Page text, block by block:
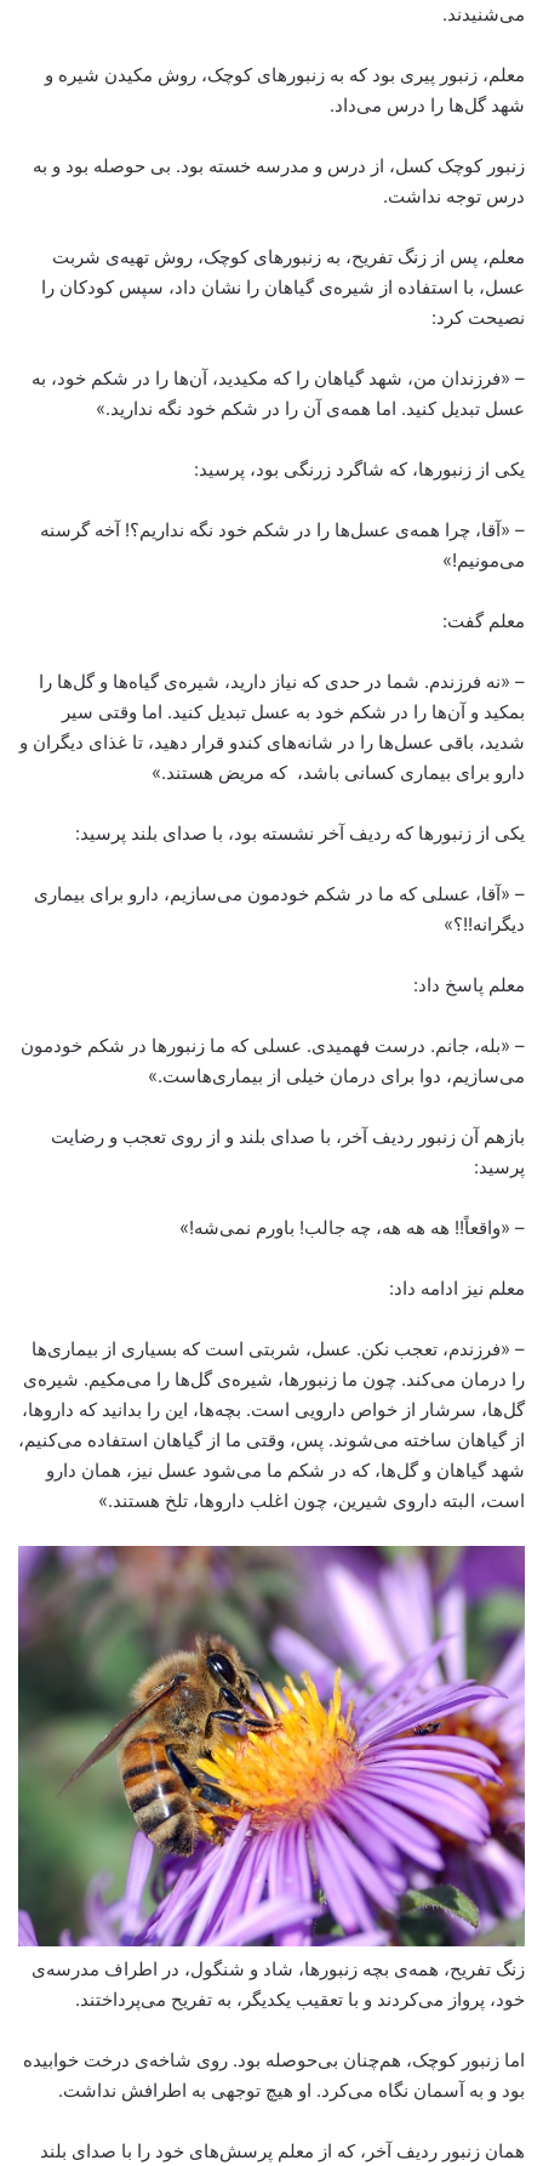
می‌شنیدند.
معلم، زنبور پیری بود که به زنبورهای کوچک، روش مکیدن شیره و
شهد گل‌ها را درس می‌داد.
زنبور کوچک کسل، از درس و مدرسه خسته بود. بی حوصله بود و به
درس توجه نداشت.
معلم، پس از زنگ تفریح، به زنبورهای کوچک، روش تهیه‌ی شربت
عسل، با استفاده از شیره‌ی گیاهان را نشان داد، سپس کودکان را
نصیحت کرد:
– «فرزندان من، شهد گیاهان را که مکیدید، آن‌ها را در شکم خود، به
عسل تبدیل کنید. اما همه‌ی آن را در شکم خود نگه ندارید.»
یکی از زنبورها، که شاگرد زرنگی بود، پرسید:
– «آقا، چرا همه‌ی عسل‌ها را در شکم خود نگه نداریم؟! آخه گرسنه
می‌مونیم!»
معلم گفت:
– «نه فرزندم. شما در حدی که نیاز دارید، شیره‌ی گیاه‌ها و گل‌ها را
بمکید و آن‌ها را در شکم خود به عسل تبدیل کنید. اما وقتی سیر
شدید، باقی عسل‌ها را در شانه‌های کندو قرار دهید، تا غذای دیگران و
دارو برای بیماری کسانی باشد، که مریض هستند.»
یکی از زنبورها که ردیف آخر نشسته بود، با صدای بلند پرسید:
– «آقا، عسلی که ما در شکم خودمون می‌سازیم، دارو برای بیماری
دیگرانه!!؟»
معلم پاسخ داد:
– «بله، جانم. درست فهمیدی. عسلی که ما زنبورها در شکم خودمون
می‌سازیم، دوا برای درمان خیلی از بیماری‌هاست.»
بازهم آن زنبور ردیف آخر، با صدای بلند و از روی تعجب و رضایت
پرسید:
– «واقعاً!! هه هه هه، چه جالب! باورم نمی‌شه!»
معلم نیز ادامه داد:
– «فرزندم، تعجب نکن. عسل، شربتی است که بسیاری از بیماری‌ها
را درمان می‌کند. چون ما زنبورها، شیره‌ی گل‌ها را می‌مکیم. شیره‌ی
گل‌ها، سرشار از خواص دارویی است. بچه‌ها، این را بدانید که داروها،
از گیاهان ساخته می‌شوند. پس، وقتی ما از گیاهان استفاده می‌کنیم،
شهد گیاهان و گل‌ها، که در شکم ما می‌شود عسل نیز، همان دارو
است، البته داروی شیرین، چون اغلب داروها، تلخ هستند.»
زنگ تفریح، همه‌ی بچه زنبورها، شاد و شنگول، در اطراف مدرسه‌ی
خود، پرواز می‌کردند و با تعقیب یکدیگر، به تفریح می‌پرداختند.
اما زنبور کوچک، هم‌چنان بی‌حوصله بود. روی شاخه‌ی درخت خوابیده
بود و به آسمان نگاه می‌کرد. او هیچ توجهی به اطرافش نداشت.
همان زنبور ردیف آخر، که از معلم پرسش‌های خود را با صدای بلند